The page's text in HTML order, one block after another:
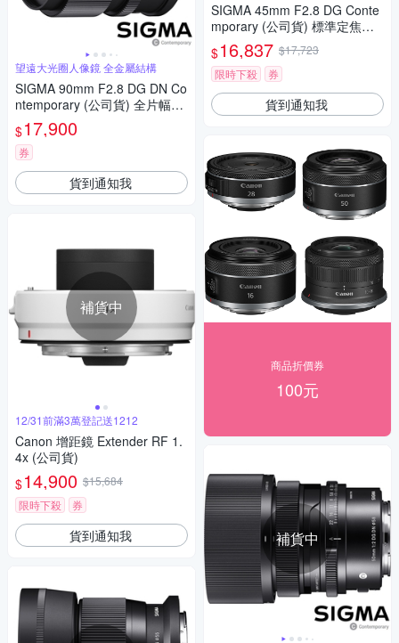
望遠大光圈人像鏡 全金屬結構
SIGMA 90mm F2.8 DG DN Co
ntemporary (公司貨) 全片幅微
單眼鏡頭 廣角大光圈人像鏡 i
系列
$17,900
券
貨到通知我
補貨中
12/31前滿3萬登記送1212
Canon 增距鏡 Extender RF 1.
4x (公司貨)
$14,900 $15,684
限時下殺
券
貨到通知我
SIGMA 45mm F2.8 DG Conte
mporary (公司貨) 標準定焦鏡
頭 全片幅無反微單眼鏡頭 i系列
$16,837 $17,723
限時下殺
券
貨到通知我
商品折價券
100元
補貨中